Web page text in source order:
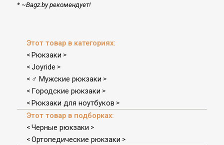
* ~Bagz.by рекомендует!
Этот товар в категориях:
< Рюкзаки >
< Joyride >
< ♂ Мужские рюкзаки >
< Городские рюкзаки >
< Рюкзаки для ноутбуков >
Этот товар в подборках:
< Черные рюкзаки >
< Ортопедические рюкзаки >